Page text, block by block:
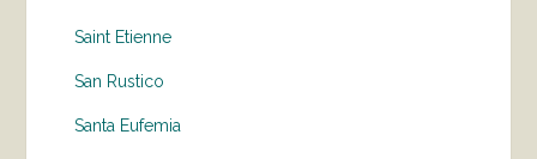
Saint Etienne
San Rustico
Santa Eufemia